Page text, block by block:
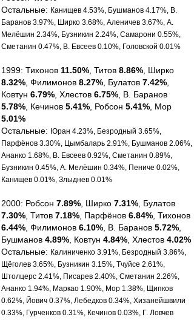
Остальные: Канищев 4.53%, Бушманов 4.17%, В.
Баранов 3.97%, Ширко 3.68%, Аленичев 3.67%, А.
Мелёшин 2.34%, Бузникин 2.24%, Самарони 0.55%,
Сметанин 0.47%, В. Евсеев 0.10%, Головской 0.01%
1999: Тихонов 11.50% , Титов 8.86% , Ширко
8.32% , Филимонов 8.27% , Булатов 7.42%
Ковтун 6.79% , Хлестов 6.75% , В. Баранов
5.78% , Кечинов 5.41% , Робсон 5.41% , Мор
5.01%
Остальные: Юран 4.23%, Безродный 3.65%,
Парфёнов 3.30%, Цымбаларь 2.91%, Бушманов 2.06%,
Ананко 1.68%, В. Евсеев 0.92%, Сметанин 0.89%,
Бузникин 0.45%, А. Мелёшин 0.34%, Пениче 0.02%,
Канищев 0.01%, Злыднев 0.01%
2000: Робсон 7.89% , Ширко 7.31% , Булатов
7.30% , Титов 7.18% , Парфёнов 6.84% , Тихонов
6.44% , Филимонов 6.10% , В. Баранов 5.72%
Бушманов 4.89% , Ковтун 4.84% , Хлестов 4.02%
Остальные: Калиниченко 3.91%, Безродный 3.86%,
Щёголев 3.65%, Бузникин 3.15%, Тчуйсе 2.61%,
Штолцерс 2.41%, Писарев 2.40%, Сметанин 2.26%,
Ананко 1.94%, Маркао 1.90%, Мор 1.38%, Щипков
0.62%, Йович 0.37%, Лебедков 0.34%, Хизанейшвили
0.33%, Гурченков 0.31%, Кечинов 0.03%, Г. Ловчев